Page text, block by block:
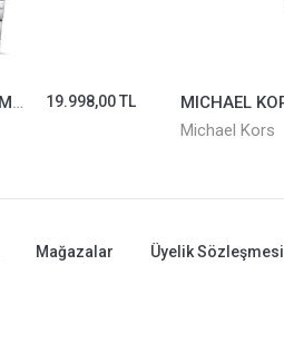
MOMENTUS KOL SAATİ TM351T-04SR
19.998,00 TL
Michael Kors
Mağazalar
Üyelik Sözleşmesi